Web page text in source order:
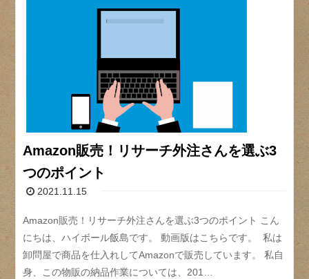
Amazon販売！リサーチ外注さんを選ぶ3
つのポイント
2021.11.15
Amazon販売！リサーチ外注さんを選ぶ3つのポイント こん
にちは、ハイボール飯島です。 動画版はこちらです。 私は
卸問屋で商品を仕入れしてAmazonで販売しています。 私自
身、この物販の納品作業については、201…